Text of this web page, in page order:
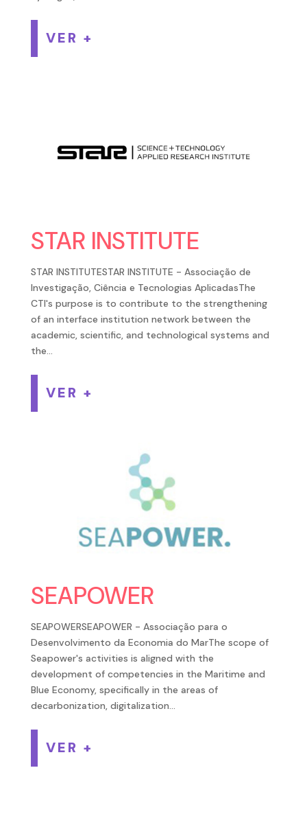
VER +
STAR INSTITUTE
STAR INSTITUTESTAR INSTITUTE - Associação de
Investigação, Ciência e Tecnologias AplicadasThe
CTI's purpose is to contribute to the strengthening
of an interface institution network between the
academic, scientific, and technological systems and
the...
VER +
SEAPOWER
SEAPOWERSEAPOWER - Associação para o
Desenvolvimento da Economia do MarThe scope of
Seapower's activities is aligned with the
development of competencies in the Maritime and
Blue Economy, specifically in the areas of
decarbonization, digitalization...
VER +